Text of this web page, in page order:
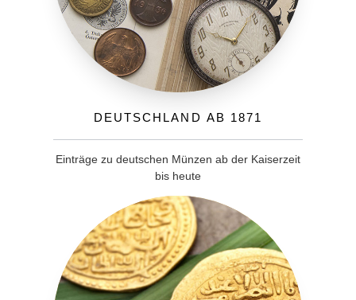
Deutschland ab 1871
Einträge zu deutschen Münzen ab der Kaiserzeit
bis heute